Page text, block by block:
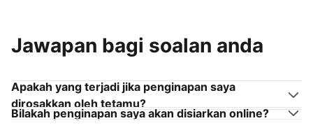
Jawapan bagi soalan anda
Apakah yang terjadi jika penginapan saya
dirosakkan oleh tetamu?
Bilakah penginapan saya akan disiarkan online?